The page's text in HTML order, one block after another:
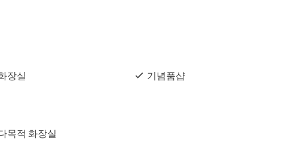
장실
기념품샵
목적 화장실